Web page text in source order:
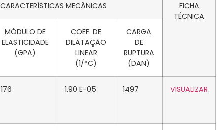
CARACTERÍSTICAS MECÂNICAS
FICHA
TÉCNICA
MÓDULO DE
ELASTICIDADE
(GPA)
COEF. DE
DILATAÇÃO
LINEAR
(1/°C)
CARGA
DE
RUPTURA
(DAN)
176 1,90 E-05 1497 VISUALIZAR